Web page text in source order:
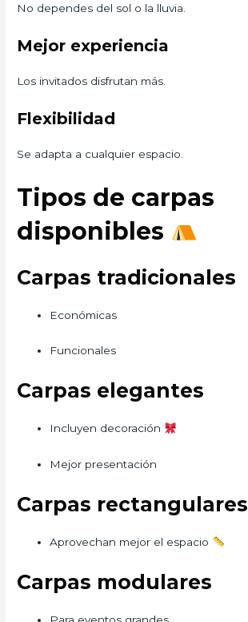
No dependes del sol o la lluvia.
Mejor experiencia
Los invitados disfrutan más.
Flexibilidad
Se adapta a cualquier espacio.
Tipos de carpas
disponibles
Carpas tradicionales
Económicas
Funcionales
Carpas elegantes
Incluyen decoración
Mejor presentación
Carpas rectangulares
Aprovechan mejor el espacio
Carpas modulares